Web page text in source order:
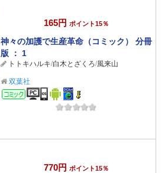
165円 ポイント15％
神々の加護で生産革命（コミック） 分冊
版 ： 1
トトキハルキ/白木とざくろ/風来山
双葉社
コミック
770円 ポイント15％